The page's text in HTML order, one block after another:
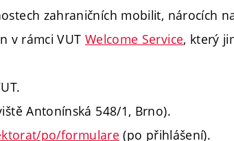
zahraničních mobilit, nárocích
v rámci VUT Welcome Service, který
Antonínská 548/1, Brno).
po/formulare (po přihlášení).